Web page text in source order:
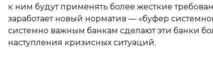
к ним будут применять более жесткие
заработает новый норматив — «буфер
системно важным банкам сделают эти банки
наступления кризисных ситуаций.